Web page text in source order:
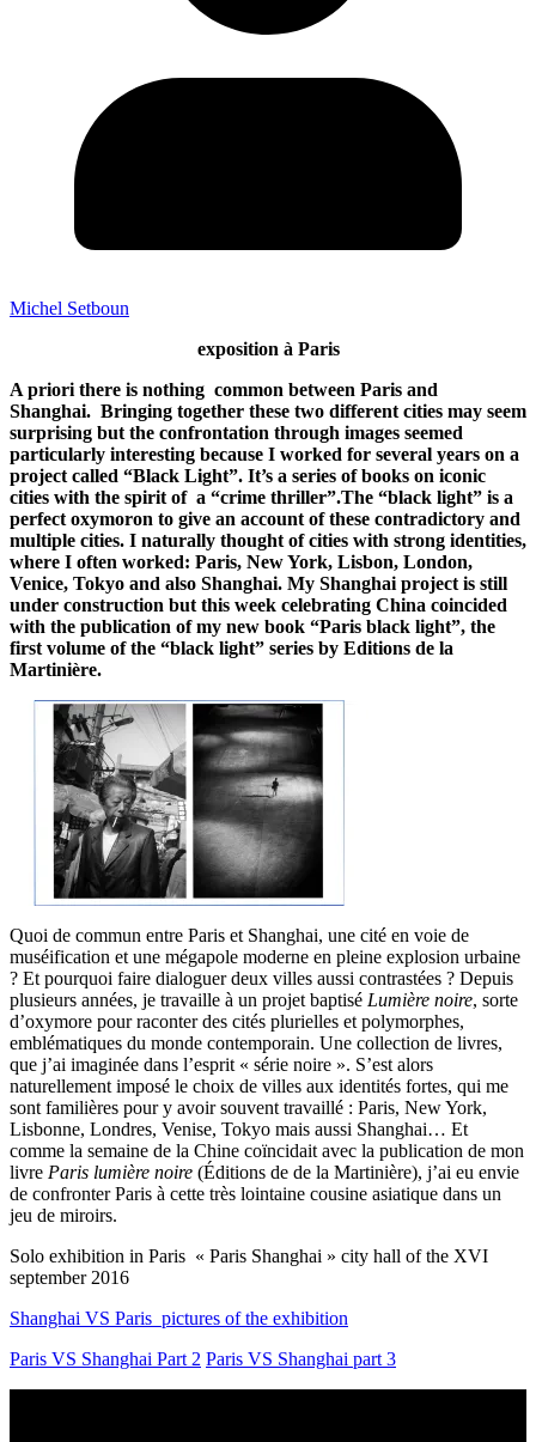
Michel Setboun
exposition à Paris
A priori there is nothing common between Paris and
Shanghai. Bringing together these two different cities may seem
surprising but the confrontation through images seemed
particularly interesting because I worked for several years on a
project called “Black Light”. It’s a series of books on iconic
cities with the spirit of a “crime thriller”.The “black light” is a
perfect oxymoron to give an account of these contradictory and
multiple cities. I naturally thought of cities with strong identities,
where I often worked: Paris, New York, Lisbon, London,
Venice, Tokyo and also Shanghai. My Shanghai project is still
under construction but this week celebrating China coincided
with the publication of my new book “Paris black light”, the
first volume of the “black light” series by Editions de la
Martinière.
Quoi de commun entre Paris et Shanghai, une cité en voie de
muséification et une mégapole moderne en pleine explosion urbaine
? Et pourquoi faire dialoguer deux villes aussi contrastées ? Depuis
plusieurs années, je travaille à un projet baptisé Lumière noire, sorte
d’oxymore pour raconter des cités plurielles et polymorphes,
emblématiques du monde contemporain. Une collection de livres,
que j’ai imaginée dans l’esprit « série noire ». S’est alors
naturellement imposé le choix de villes aux identités fortes, qui me
sont familières pour y avoir souvent travaillé : Paris, New York,
Lisbonne, Londres, Venise, Tokyo mais aussi Shanghai… Et
comme la semaine de la Chine coïncidait avec la publication de mon
livre Paris lumière noire (Éditions de de la Martinière), j’ai eu envie
de confronter Paris à cette très lointaine cousine asiatique dans un
jeu de miroirs.
Solo exhibition in Paris « Paris Shanghai » city hall of the XVI
september 2016
Shanghai VS Paris pictures of the exhibition
Paris VS Shanghai Part 2 Paris VS Shanghai part 3